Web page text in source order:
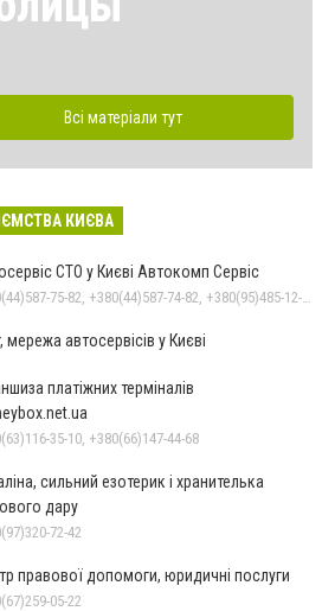
Всі матеріали тут
КИЄВА
СТО у Києві Автокомп Сервіс
мережа автосервісів у Києві
платіжних терміналів
35-10, +380(66)147-44-68
сильний езотерик і хранителька
дару
72-42
правової допомоги, юридичні послуги
05-22